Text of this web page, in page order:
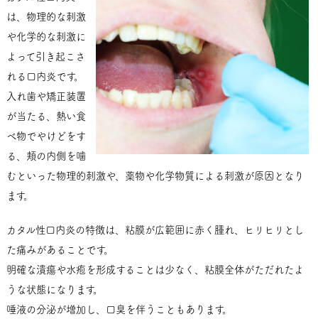
は、物理的な刺激
や化学的な刺激に
よって引き起こさ
れる口内炎です。
入れ歯や矯正装置
が当たる、熱い食
べ物でやけどをす
る、頬の内側を噛
むといった物理的刺激や、薬物や化学物質による刺激が原因となり
ます。
カタル性口内炎の特徴は、粘膜が広範囲に赤く腫れ、ヒリヒリとし
た痛みがあることです。
明確な潰瘍や水疱を形成することは少なく、粘膜全体がただれたよ
うな状態になります。
唾液の分泌が増加し、口臭を伴うこともあります。